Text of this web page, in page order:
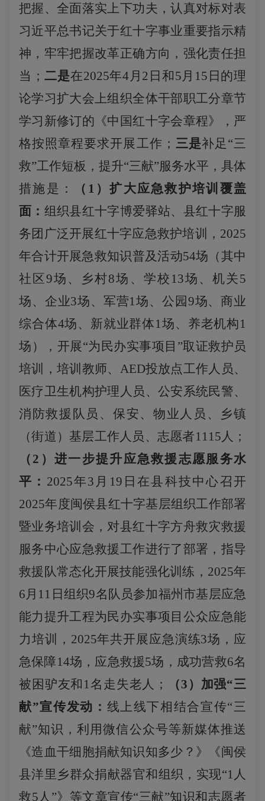
把握、全面落实上下功夫，认真对标对表
习近平总书记关于红十字事业重要指示精
神，牢牢把握改革正确方向，强化责任担
当； 二是在2025年4月2日和5月15日的理
论学习扩大会上组织全体干部职工分章节
学习新修订的《中国红十字会章程》，严
格按照章程要求开展工作； 三是补足 “三
救”工作短板，提升“三献”服务水平，具体
措施是：
（ 1 ）扩大应急救护培训覆盖
面： 组织县红十字博爱驿站、县红十字服
务团广泛开展红十字应急救护培训， 2025
年合计开展急救知识普及活动54场（其中
社区9场、乡村8场、学校13场、机关5
场、企业3场、军营1场、公园9场、商业
综合体4场、新就业群体1场、养老机构1
场），开展“为民办实事项目”取证救护员
培训，培训教师、AED投放点工作人员、
医疗卫生机构护理人员、公安系统民警、
消防救援队员、保安、物业人员、乡镇
（街道）基层工作人员、志愿者1115人；
（ 2 ）进一步提升应急救援志愿服务水
平 ： 2025年3月19日在县科技中心召开
2025年度闽侯县红十字基层组织工作部署
暨业务培训会，对县红十字方舟救灾救援
服务中心应急救援工作进行了部署，指导
救援队常态化开展技能强化训练， 2025年
6月11日组织9名队员参加福州市基层应急
能力提升工程为民办实事项目公众应急能
力培训，2025年共开展应急演练3场，应
急保障14场，应急救援5场，成功营救6名
被困驴友和1名走失老人；
（3）加强“三
献”宣传发动： 线上线下相结合宣传“三
献”知识，利用微信公众号等新媒体推送
《造血干细胞捐献知识知多少？》《闽侯
县洋里乡群众捐献器官和组织，实现“1人
救5人”》等文章宣传“三献”知识和志愿者